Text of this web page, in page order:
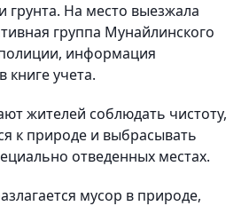
грунта. На место выезжала
группа Мунайлинского
информация
книге учета.
жителей соблюдать чистоту,
к природе и выбрасывать
отведенных местах.
мусор в природе,